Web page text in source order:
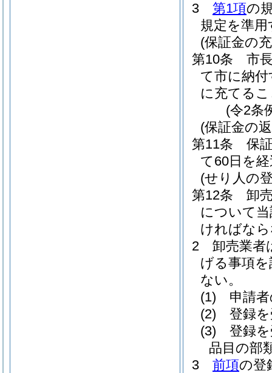
3
第1項の
規定を準用
(保証金の
第10条
市
て市に納
に充てる
(令2条
(保証金の
第11条
保
て60日を
(せり人の
第12条
卸
について
ければな
2
卸売業者
げる事項
ない。
(1)
申請
(2)
登録
(3)
登録
品目の部
3
前項の登